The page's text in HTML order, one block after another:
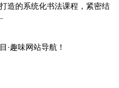
造的系统化书法课程，紧密结
·趣味网站导航！